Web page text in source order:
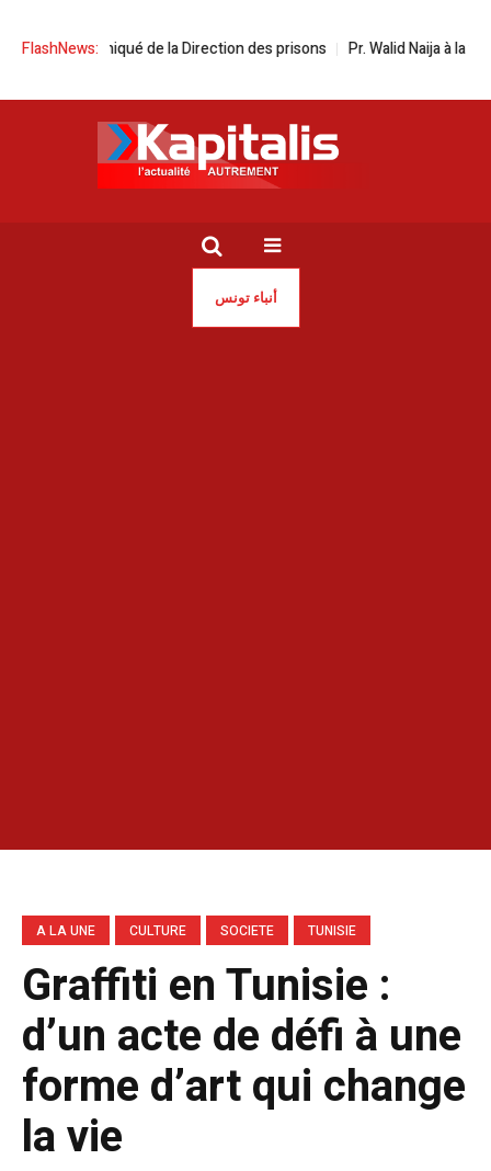
FlashNews:
de la Direction des prisons Pr. Walid Naija à la tête de la
أنباء تونس
A LA UNE CULTURE SOCIETE TUNISIE
Graffiti en Tunisie :
d’un acte de défi à une
forme d’art qui change
la vie